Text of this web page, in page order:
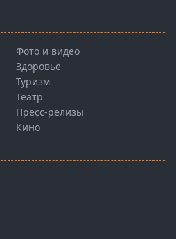
Фото и видео
Здоровье
Туризм
Театр
Пресс-релизы
Кино